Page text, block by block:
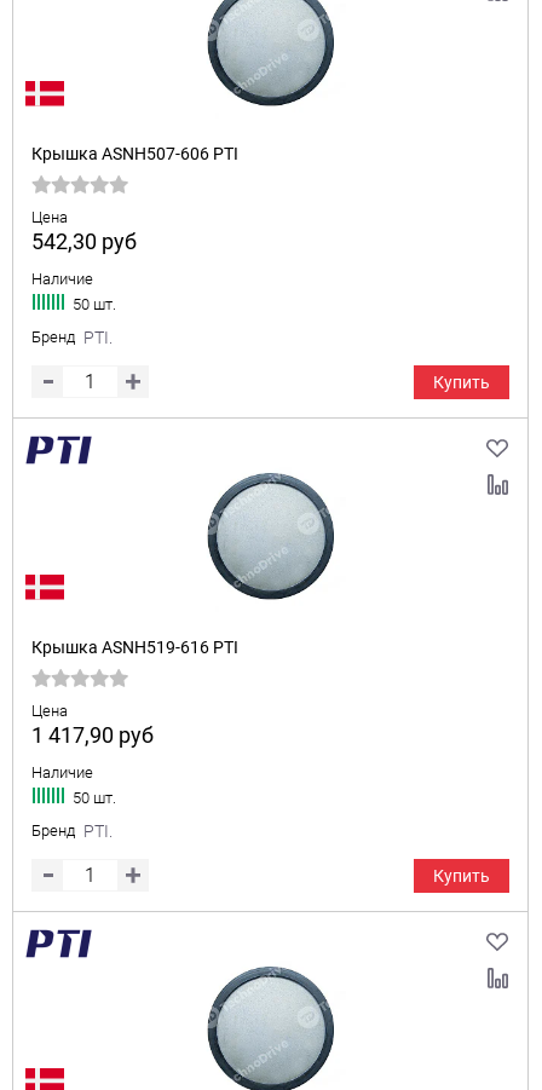
Крышка ASNH507-606 PTI
Цена
542,30 руб
Наличие
50 шт.
Бренд PTI.
Купить
Крышка ASNH519-616 PTI
Цена
1 417,90 руб
Наличие
50 шт.
Бренд PTI.
Купить